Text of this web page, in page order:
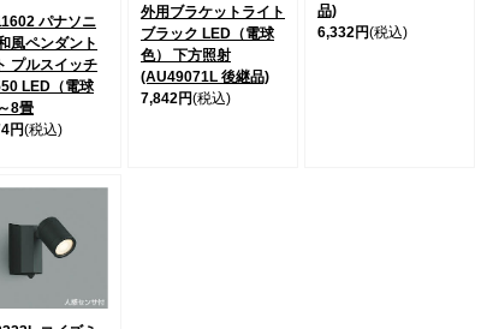
パナソニ
風ペンダント
プルスイッチ
LED（電球
8畳
円(税込)
外用ブラケットライト
ブラック LED（電球
色） 下方照射
(AU49071L 後継品)
7,842円(税込)
品)
6,332円(税込)